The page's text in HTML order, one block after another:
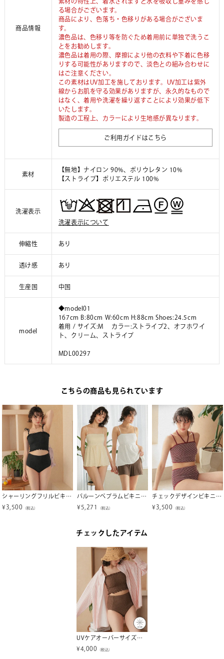
商品情報
る場合がございます。
商品により、色落ち・色移りがある場合がございま
す。
濃色品は、色移り等を防ぐため着用前に単独で洗うこ
とをお勧めします。
濃色品は着用の際、摩擦により他の衣料や下着に色移
りする可能性がありますので、淡色との組み合わせに
はご注意ください。
この素材はUV加工を施しております。UV加工は紫外
線からお肌を守る効果がありますが、永久的なもので
はなく、着用や洗濯を繰り返すことにより効果が低下
いたします。
製造の工程上、カラーにより生地感が異なります。
ご利用ガイドはこちら
素材
【無地】ナイロン 90%、ポリウレタン 10%
【ストライプ】ポリエステル 100%
洗濯表示
洗濯表示について
伸縮性 あり
透け感 あり
生産国 中国
model
◆model01
167cm B:80cm W:60cm H:88cm Shoes:24.5cm
着用 / サイズ:M カラー:ストライプ2、オフホワイ
ト、クリーム、ストライプ
MDL00297
こちらの商品も見られています
シャーリングフリルビキニ/水着【メール便可／100】
¥ 3,500 （税込）
バルーンペプラムビキニ/セット水着
¥ 5,271 （税込）
チェックデザインビキニ/水着【メール便可／100】
¥ 3,500 （税込）
チェックしたアイテム
UVケアオーバーサイズシャツ/ラッシュガード
¥4,000 （税込）